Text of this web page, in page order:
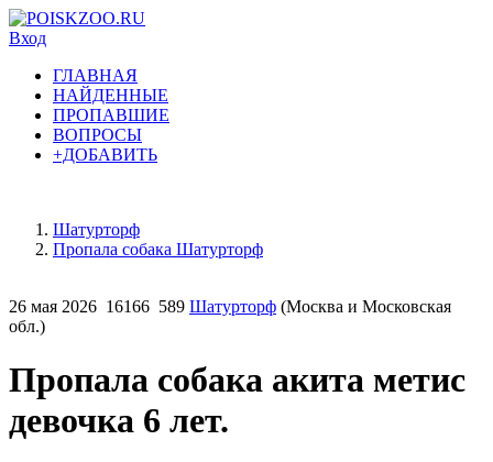
Вход
ГЛАВНАЯ
НАЙДЕННЫЕ
ПРОПАВШИЕ
ВОПРОСЫ
+ДОБАВИТЬ
Шатурторф
Пропала собака Шатурторф
26 мая 2026 16166 589 Шатурторф (Москва и Московская
обл.)
Пропала собака акита метис
девочка 6 лет.